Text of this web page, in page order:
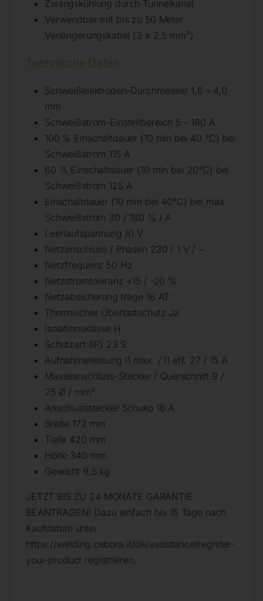
Zwangskühlung durch Tunnelkanal
Verwendbar mit bis zu 50 Meter
Verlängerungskabel (3 x 2,5 mm²)
Technische Daten
Schweißelektroden-Durchmesser 1,6 – 4,0
mm
Schweißstrom-Einstellbereich 5 – 180 A
100 % Einschaltdauer (10 min bei 40 °C) bei
Schweißstrom 115 A
60 % Einschaltdauer (10 min bei 20°C) bei
Schweißstrom 125 A
Einschaltdauer (10 min bei 40°C) bei max.
Schweißstrom 30 / 180 % / A
Leerlaufspannung 81 V
Netzanschluss / Phasen 230 / 1 V / ~
Netzfrequenz 50 Hz
Netzstromtoleranz +15 / -20 %
Netzabsicherung träge 16 AT
Thermischer Überlastschutz Ja
Isolationsklasse H
Schutzart (IP) 23 S
Aufnahmeleistung l1 max. / l1 eff. 27 / 15 A
Masseanschluss-Stecker / Querschnitt 9 /
25 Ø / mm²
Anschlussstecker Schuko 16 A
Breite 172 mm
Tiefe 420 mm
Höhe 340 mm
Gewicht 9,5 kg
JETZT BIS ZU 24 MONATE GARANTIE
BEANTRAGEN! Dazu einfach bis 15 Tage nach
Kaufdatum unter
https://welding.cebora.it/de/assistance/register-
your-product registrieren.